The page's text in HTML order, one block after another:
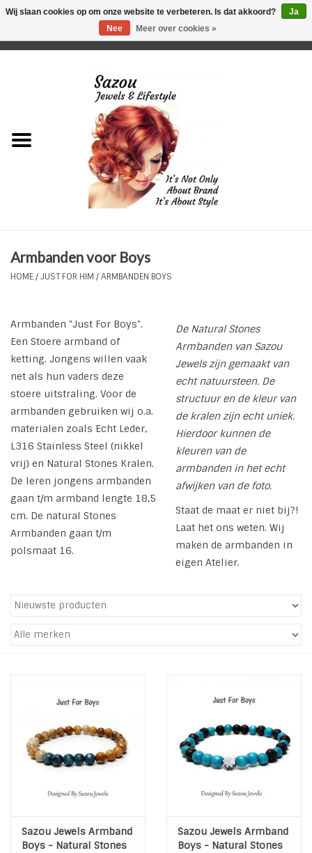
Just for Him
Plus Size Sieraden
Tassen en meer
Haaraccesoires
Zonnebrillen
Fashion
ON THE BEACH
Charmin*s
LIFESTYLE PRODUCTEN
Armbanden voor Boys
HOME/JUST FOR HIM /ARMBANDEN BOYS
Armbanden "Just For Boys".
Een Stoere armband of
ketting. Jongens willen vaak
net als hun vaders deze
stoere uitstraling. Voor de
armbanden gebruiken wij o.a.
materialen zoals Echt Leder,
L316 Stainless Steel (nikkel
vrij) en Natural Stones Kralen.
De leren jongens armbanden
gaan t/m armband lengte 18,5
cm. De natural Stones
Armbanden gaan t/m
polsmaat 16.
De Natural Stones
Armbanden van Sazou
Jewels zijn gemaakt van
echt natuursteen. De
structuur en de kleur van
de kralen zijn echt uniek.
Hierdoor kunnen de
kleuren van de
armbanden in het echt
afwijken van de foto.
Staat de maat er niet bij?!
Laat het ons weten. Wij
maken de armbanden in
eigen Atelier.
Sazou Jewels Armband
Boys - Natural Stones
Sazou Jewels Armband
Boys - Natural Stones
Wij slaan cookies op om onze website te verbeteren. Is dat akkoord?
Ja
Nee
Meer over cookies »